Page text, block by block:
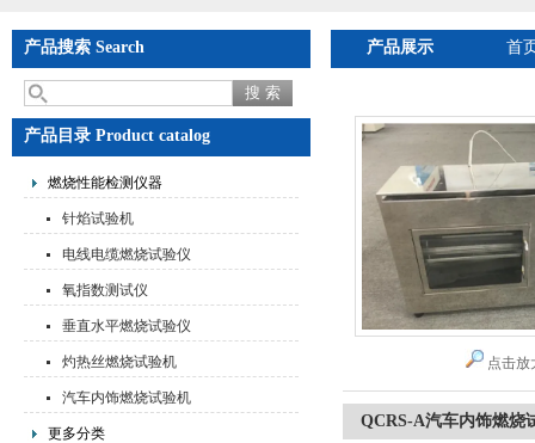
产品搜索 Search
产品目录 Product catalog
燃烧性能检测仪器
针焰试验机
电线电缆燃烧试验仪
氧指数测试仪
垂直水平燃烧试验仪
灼热丝燃烧试验机
汽车内饰燃烧试验机
更多分类
产品展示 首
点击放
QCRS-A汽车内饰燃烧